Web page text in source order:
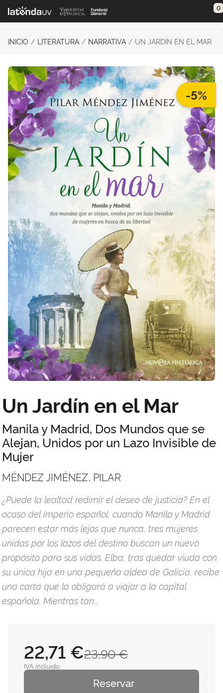
Saltar al contenido principal 0
INICIO LITERATURA NARRATIVA UN JARDÍN EN EL MAR
-5%
Un Jardín en el Mar
Manila y Madrid, Dos Mundos que se
Alejan, Unidos por un Lazo Invisible de
Mujer
MÉNDEZ JIMÉNEZ, PILAR
¿Puede la lealtad redimir el deseo de justicia? En el
ocaso del imperio español, cuando Manila y Madrid
parecen estar más lejos que nunca, tres mujeres
unidas por los lazos del destino buscan un nuevo
propósito para sus vidas. Elba, tras quedar viuda con
su única hija en una pequeña aldea de Galicia, recibe
una carta que la obligará a viajar a la capital
española. Mientras tan...
23,90 €
22,71 €
IVA incluido
Reservar